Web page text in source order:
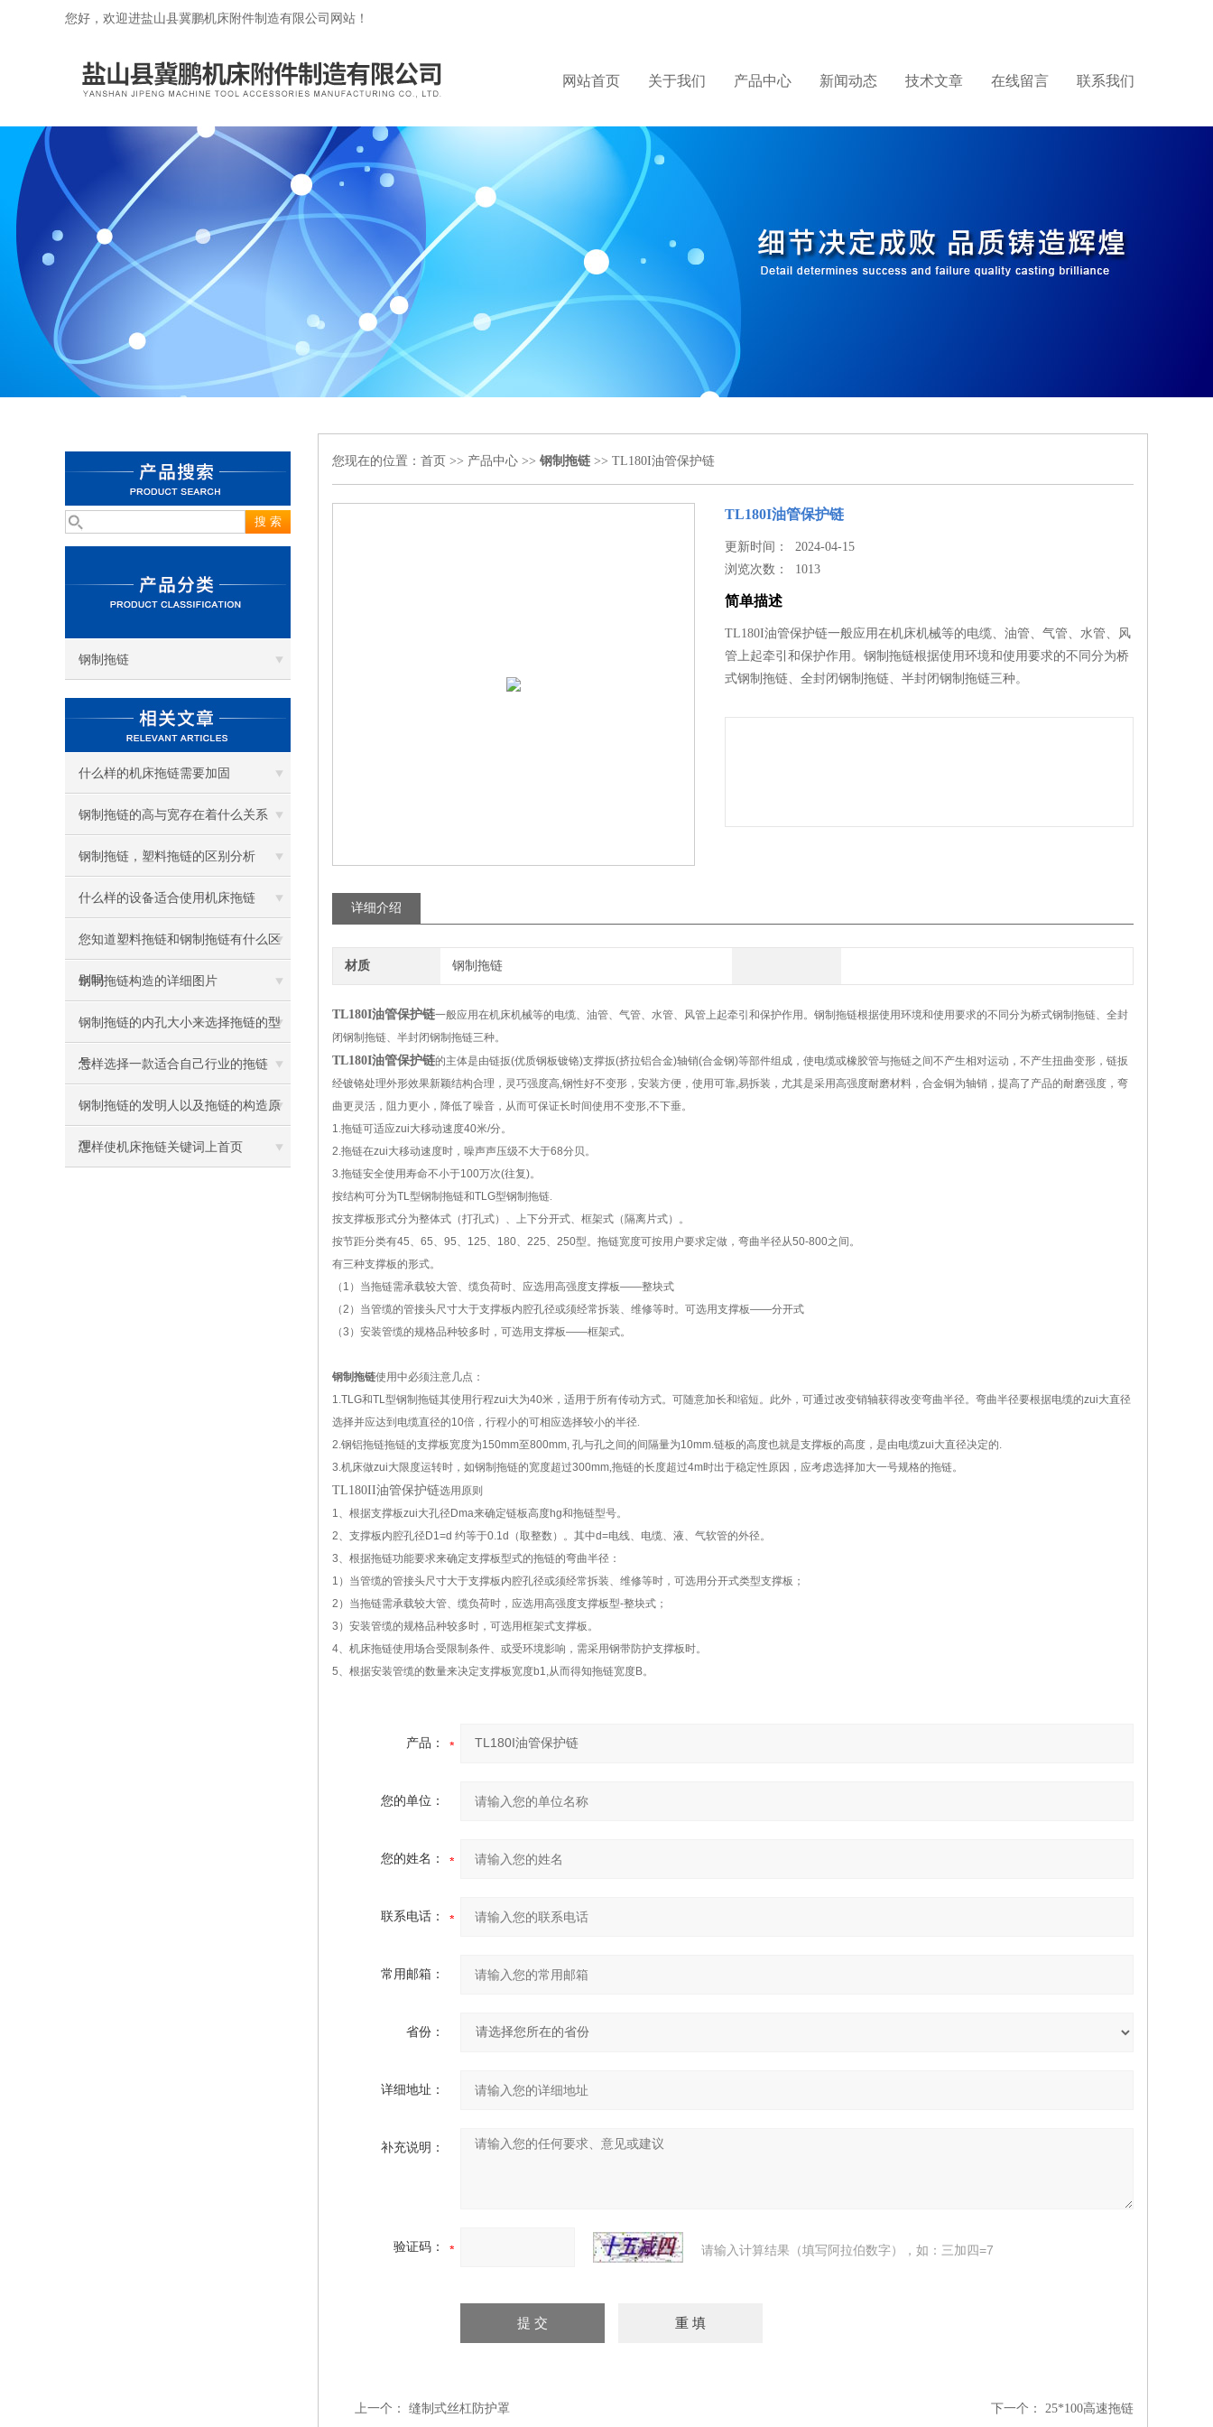
您好，欢迎进盐山县冀鹏机床附件制造有限公司网站！
网站首页 关于我们 产品中心 新闻动态 技术文章 在线留言 联系我们
钢制拖链
什么样的机床拖链需要加固
钢制拖链的高与宽存在着什么关系
钢制拖链，塑料拖链的区别分析
什么样的设备适合使用机床拖链
您知道塑料拖链和钢制拖链有什么区
别吗
钢制拖链构造的详细图片
钢制拖链的内孔大小来选择拖链的型
号
怎样选择一款适合自己行业的拖链
钢制拖链的发明人以及拖链的构造原
理
怎样使机床拖链关键词上首页
您现在的位置： 首页 >> 产品中心 >> 钢制拖链 >> TL180I油管保护链
TL180I油管保护链
更新时间： 2024-04-15
浏览次数： 1013
简单描述
TL180I油管保护链一般应用在机床机械等的电缆、油管、气管、水管、风
管上起牵引和保护作用。钢制拖链根据使用环境和使用要求的不同分为桥
式钢制拖链、全封闭钢制拖链、半封闭钢制拖链三种。
详细介绍
材质 钢制拖链
TL180I油管保护链一般应用在机床机械等的电缆、油管、气管、水管、风管上起牵引和保护作用。钢制拖链根据使用环境和使用要求的不同分为桥式钢制拖链、全封
闭钢制拖链、半封闭钢制拖链三种。
TL180I油管保护链的主体是由链扳(优质钢板镀铬)支撑扳(挤拉铝合金)轴销(合金钢)等部件组成，使电缆或橡胶管与拖链之间不产生相对运动，不产生扭曲变形，链扳
经镀铬处理外形效果新颖结构合理，灵巧强度高,钢性好不变形，安装方便，使用可靠,易拆装，尤其是采用高强度耐磨材料，合金铜为轴销，提高了产品的耐磨强度，弯
曲更灵活，阻力更小，降低了噪音，从而可保证长时间使用不变形,不下垂。
1.拖链可适应zui大移动速度40米/分。
2.拖链在zui大移动速度时，噪声声压级不大于68分贝。
3.拖链安全使用寿命不小于100万次(往复)。
按结构可分为TL型钢制拖链和TLG型钢制拖链.
按支撑板形式分为整体式（打孔式）、上下分开式、框架式（隔离片式）。
按节距分类有45、65、95、125、180、225、250型。拖链宽度可按用户要求定做，弯曲半径从50-800之间。
有三种支撑板的形式。
（1）当拖链需承载较大管、缆负荷时、应选用高强度支撑板——整块式
（2）当管缆的管接头尺寸大于支撑板内腔孔径或须经常拆装、维修等时。可选用支撑板——分开式
（3）安装管缆的规格品种较多时，可选用支撑板——框架式。
钢制拖链使用中必须注意几点：
1.TLG和TL型钢制拖链其使用行程zui大为40米，适用于所有传动方式。可随意加长和缩短。此外，可通过改变销轴获得改变弯曲半径。弯曲半径要根据电缆的zui大直径
选择并应达到电缆直径的10倍，行程小的可相应选择较小的半径.
2.钢铝拖链拖链的支撑板宽度为150mm至800mm, 孔与孔之间的间隔量为10mm.链板的高度也就是支撑板的高度，是由电缆zui大直径决定的.
3.机床做zui大限度运转时，如钢制拖链的宽度超过300mm,拖链的长度超过4m时出于稳定性原因，应考虑选择加大一号规格的拖链。
TL180II油管保护链选用原则
1、根据支撑板zui大孔径Dma来确定链板高度hg和拖链型号。
2、支撑板内腔孔径D1=d 约等于0.1d（取整数）。其中d=电线、电缆、液、气软管的外径。
3、根据拖链功能要求来确定支撑板型式的拖链的弯曲半径：
1）当管缆的管接头尺寸大于支撑板内腔孔径或须经常拆装、维修等时，可选用分开式类型支撑板；
2）当拖链需承载较大管、缆负荷时，应选用高强度支撑板型-整块式；
3）安装管缆的规格品种较多时，可选用框架式支撑板。
4、机床拖链使用场合受限制条件、或受环境影响，需采用钢带防护支撑板时。
5、根据安装管缆的数量来决定支撑板宽度b1,从而得知拖链宽度B。
产品：
您的单位：
您的姓名：
联系电话：
常用邮箱：
省份：
详细地址：
补充说明：
验证码： 请输入计算结果（填写阿拉伯数字），如：三加四=7
上一个： 缝制式丝杠防护罩 下一个： 25*100高速拖链